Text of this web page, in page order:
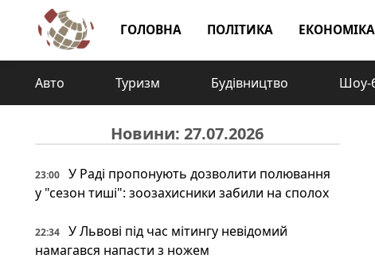
ГОЛОВНА ПОЛІТИКА ЕКОНОМІКА
Авто Туризм Будівництво Шоу-
Новини: 27.07.2026
23:00
У Раді пропонують дозволити полювання
у "сезон тиші": зоозахисники забили на сполох
22:34
У Львові під час мітингу невідомий
намагався напасти з ножем